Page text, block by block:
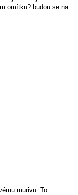
omítku? budou se na
murivu. To